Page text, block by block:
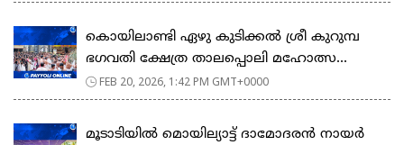
കൊയിലാണ്ടി ഏഴു കുടിക്കൽ ശ്രീ കുറുമ്പ
ഭഗവതി ക്ഷേത്ര താലപ്പൊലി മഹോത്സ...
FEB 20, 2026, 1:42 PM GMT+0000
മൂടാടിയിൽ മൊയില്യാട്ട് ദാമോദരൻ നായർ